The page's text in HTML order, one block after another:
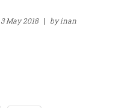
3 May 2018 | byinan